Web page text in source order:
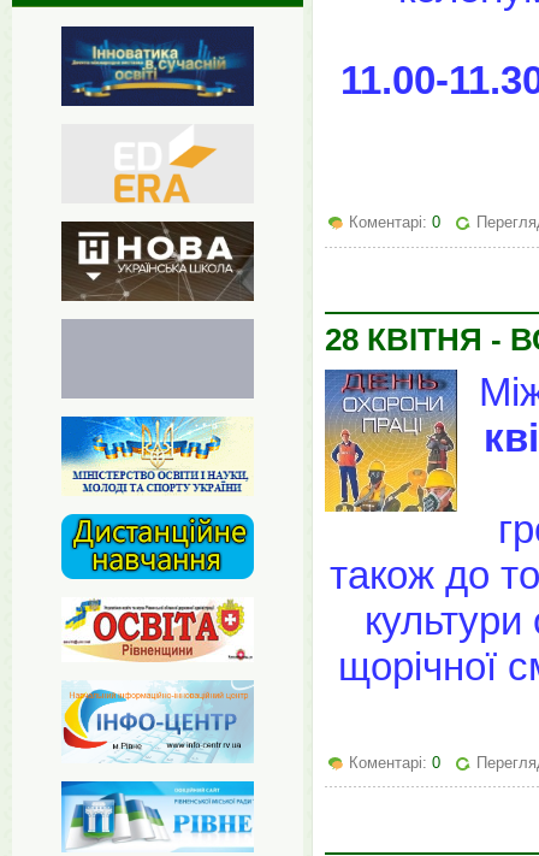
11.00-
Коментарі: 0
28 КВІТНЯ -
також до
щорічної
Коментарі: 0